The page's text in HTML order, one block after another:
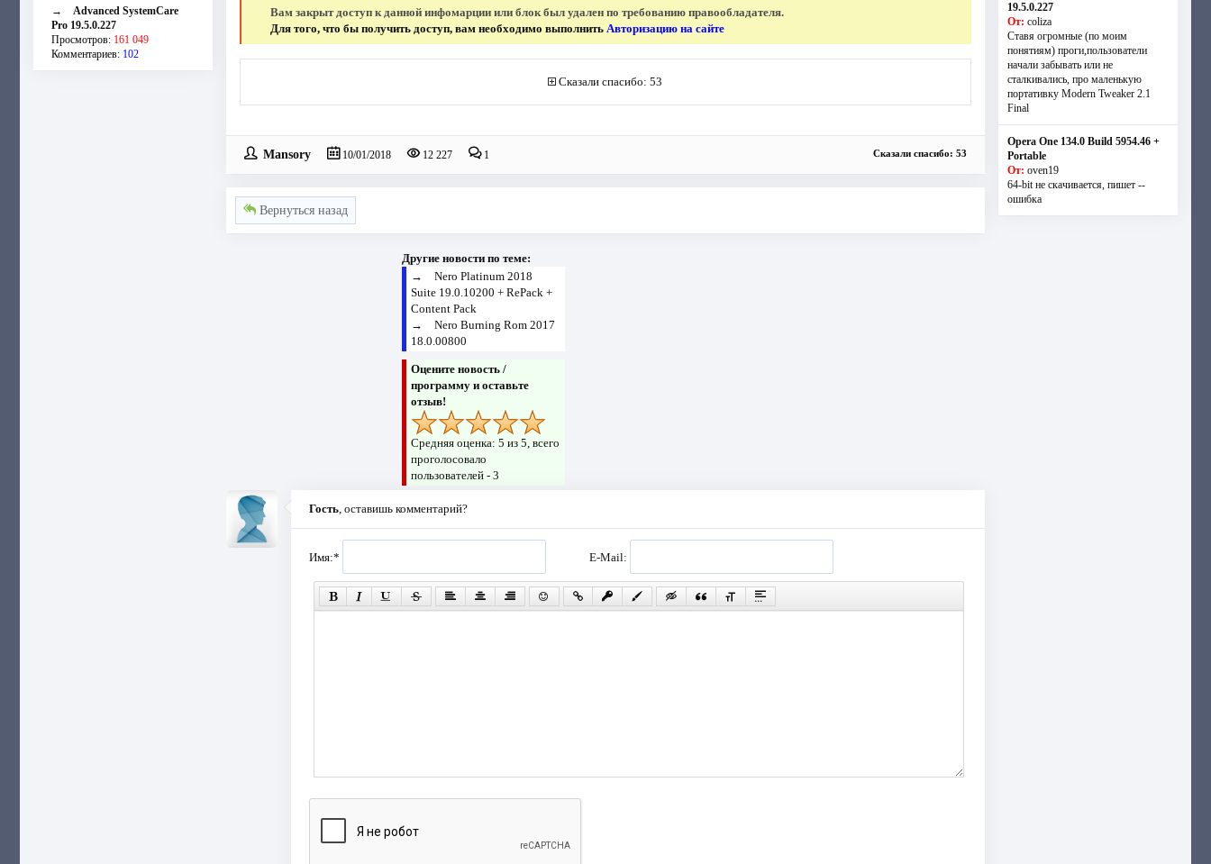
→ Advanced SystemCare
Pro 19.5.0.227
Просмотров: 161 049
Комментариев: 102
Вам закрыт доступ к данной инфомарции или блок был удален по требованию правообладателя.
Для того, что бы получить доступ, вам необходимо выполнить Авторизацию на сайте
Сказали спасибо: 53
Mansory 10/01/2018 12 227 1 Сказали спасибо: 53
Вернуться назад
Другие новости по теме:
→Nero Platinum 2018
Suite 19.0.10200 + RePack +
Content Pack
→Nero Burning Rom 2017
18.0.00800
Оцените новость /
программу и оставьте
отзыв!
Средняя оценка:5 из 5, всего
проголосовало
пользователей -3
Гость, оставишь комментарий?
Имя:* E-Mail:
19.5.0.227
От: coliza
Ставя огромные (по моим
понятиям) проги,пользователи
начали забывать или не
сталкивались, про маленькую
портативку Modern Tweaker 2.1
Final
Opera One 134.0 Build 5954.46 +
Portable
От: oven19
64-bit не скачивается, пишет --
ошибка